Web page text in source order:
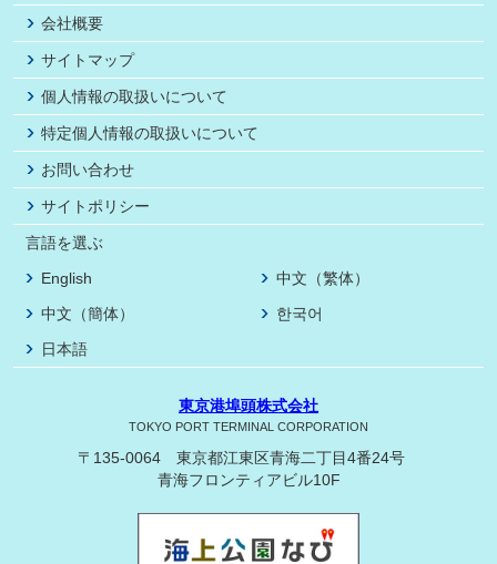
会社概要
サイトマップ
個人情報の取扱いについて
特定個人情報の取扱いについて
お問い合わせ
サイトポリシー
言語を選ぶ
English
中文（繁体）
中文（簡体）
한국어
日本語
東京港埠頭株式会社
TOKYO PORT TERMINAL CORPORATION
〒135-0064 東京都江東区青海二丁目4番24号
青海フロンティアビル10F